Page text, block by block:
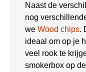
Naast de
nog
we Wood chips.
ideaal om op je
veel rook te
smokerbox op